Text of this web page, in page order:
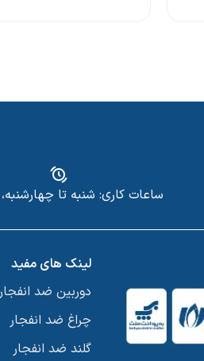
ساعات کاری: شنبه تا چهارشنبه، ۸ الی ۱۷
لینک های مفید
دوربین ضد انفجار
چراغ ضد انفجار
گلند ضد انفجار